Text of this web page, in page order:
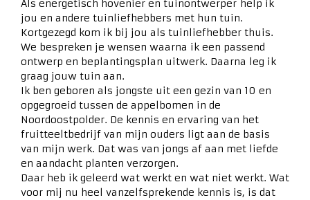
Als energetisch hovenier en tuinontwerper help ik
jou en andere tuinliefhebbers met hun tuin.
Kortgezegd kom ik bij jou als tuinliefhebber thuis.
We bespreken je wensen waarna ik een passend
ontwerp en beplantingsplan uitwerk. Daarna leg ik
graag jouw tuin aan.
Ik ben geboren als jongste uit een gezin van 10 en
opgegroeid tussen de appelbomen in de
Noordoostpolder. De kennis en ervaring van het
fruitteeltbedrijf van mijn ouders ligt aan de basis
van mijn werk. Dat was van jongs af aan met liefde
en aandacht planten verzorgen.
Daar heb ik geleerd wat werkt en wat niet werkt. Wat
voor mij nu heel vanzelfsprekende kennis is, is dat